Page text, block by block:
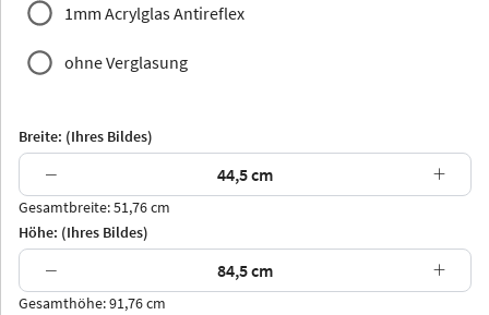
Jersey Dauphine
Arran Luzern
1mm Acrylglas Antireflex
ohne Verglasung
Breite: (Ihres Bildes)
− +
Gesamtbreite: 51,76 cm
Höhe: (Ihres Bildes)
− +
Gesamthöhe: 91,76 cm